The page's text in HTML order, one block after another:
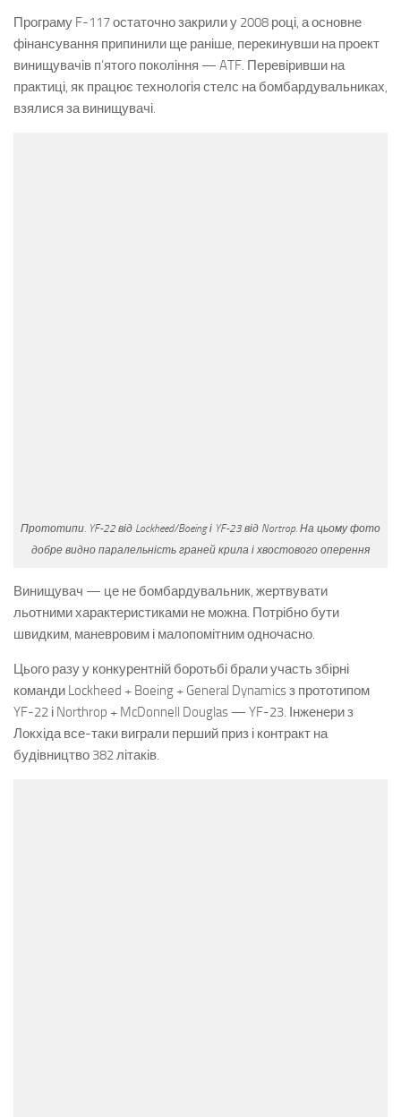
Програму F-117 остаточно закрили у 2008 році, а основне
фінансування припинили ще раніше, перекинувши на проект
винищувачів п’ятого покоління — ATF. Перевіривши на
практиці, як працює технологія стелс на бомбардувальниках,
взялися за винищувачі.
Прототипи. YF-22 від Lockheed/Boeing і YF-23 від Nortrop. На цьому фото
добре видно паралельність граней крила і хвостового оперення
Винищувач — це не бомбардувальник, жертвувати
льотними характеристиками не можна. Потрібно бути
швидким, маневровим і малопомітним одночасно.
Цього разу у конкурентній боротьбі брали участь збірні
команди Lockheed + Boeing + General Dynamics з прототипом
YF-22 і Northrop + McDonnell Douglas — YF-23. Інженери з
Локхіда все-таки виграли перший приз і контракт на
будівництво 382 літаків.